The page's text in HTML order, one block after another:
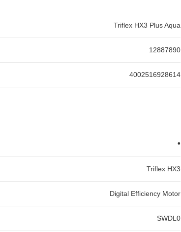
Triflex HX3 Plus Aqua
12887890
4002516928614
•
Triflex HX3
Digital Efficiency Motor
SWDL0